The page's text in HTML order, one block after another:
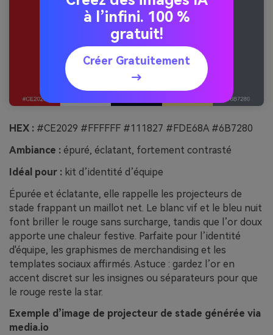
HEX : #CE2029 #FFFFFF #111827 #FDE68A #6B7280
Ambiance : épuré, éclatant, fortement contrasté
Idéal pour : kit d’identité d’équipe
Épurée et éclatante, elle rappelle les projecteurs de
stade frappant un maillot net. Le blanc vif et le bleu nuit
font briller le rouge sans surcharge, tandis que l’or doux
apporte une chaleur festive. Parfaite pour l’identité
d'équipe, les graphismes de merchandising et les
templates sociaux affirmés. Astuce : gardez l’or en
accent discret sur les insignes ou séparateurs pour que
le rouge reste la star.
Exemple d’image de projecteur de stade générée via
media.io
à l’infini. 100 %
gratuit!
Créer Gratuitement
→